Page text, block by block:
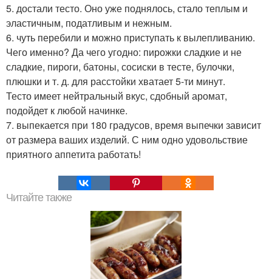
5. достали тесто. Оно уже поднялось, стало теплым и
эластичным, податливым и нежным.
6. чуть перебили и можно приступать к вылепливанию.
Чего именно? Да чего угодно: пирожки сладкие и не
сладкие, пироги, батоны, сосиски в тесте, булочки,
плюшки и т. д. для расстойки хватает 5-ти минут.
Тесто имеет нейтральный вкус, сдобный аромат,
подойдет к любой начинке.
7. выпекается при 180 градусов, время выпечки зависит
от размера ваших изделий. С ним одно удовольствие
приятного аппетита работать!
Читайте также